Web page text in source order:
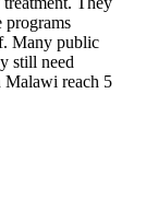
programs
Many public
still need
reach 5